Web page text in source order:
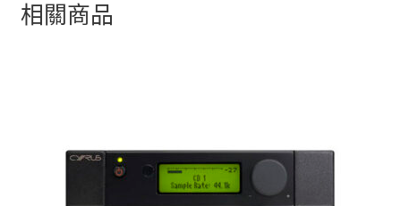
相關商品